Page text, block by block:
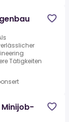
Tätigkeiten